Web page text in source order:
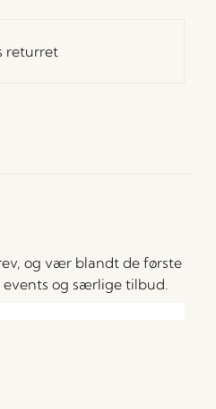
returret
og vær blandt de første
events og særlige tilbud.